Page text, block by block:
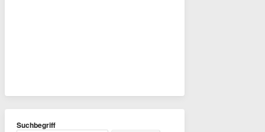
Suchbegriff